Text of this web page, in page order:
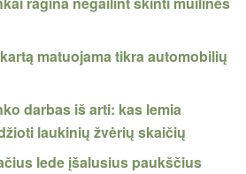
matuojama tikra automobilių
darbas iš arti: kas lemia
laukinių žvėrių skaičių
lede įšalusius paukščius